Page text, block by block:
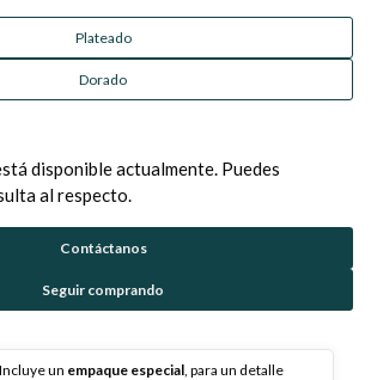
Plateado
Dorado
disponible actualmente. Puedes
al respecto.
Contáctanos
Seguir comprando
Incluye un empaque especial , para un detalle